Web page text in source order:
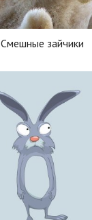
Смешные зайчики